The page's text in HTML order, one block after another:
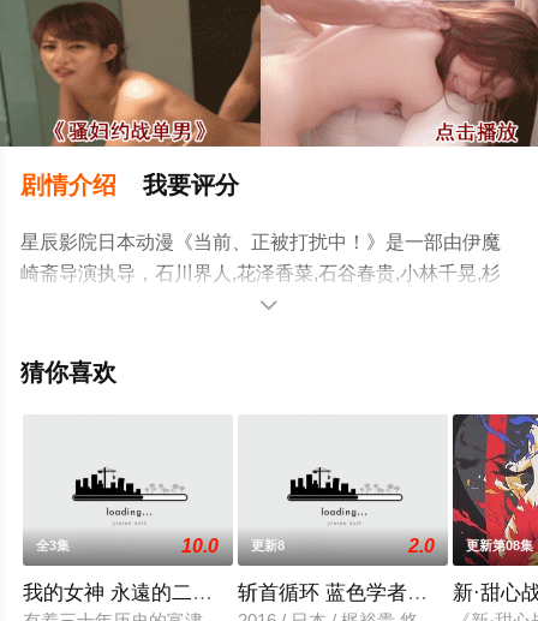
剧情介绍 我要评分
星辰影院日本动漫《当前、正被打扰中！》是一部由伊魔
崎斋导演执导，石川界人,花泽香菜,石谷春贵,小林千晃,杉
山里穗,富田美忧,诸星堇等演员精彩演绎的日本动漫，免费
信息可移步至豆瓣动漫、电视猫或剧情网等平台了解。

猜你喜欢
全3集 10.0
我的女神 永遠的二人OAD
更新8 2.0
斩首循环 蓝色学者与戏言跟班
更新第08集
新·甜心